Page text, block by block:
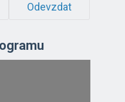
Odevzdat